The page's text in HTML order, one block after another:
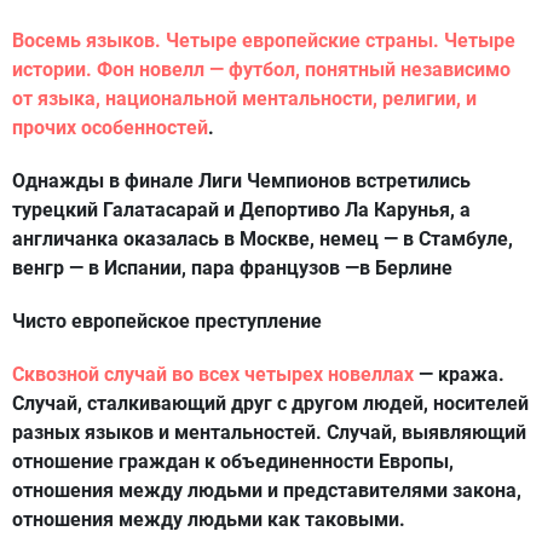
Восемь языков. Четыре европейские страны. Четыре
истории. Фон новелл — футбол, понятный независимо
от языка, национальной ментальности, религии, и
прочих особенностей.
Однажды в финале Лиги Чемпионов встретились
турецкий Галатасарай и Депортиво Ла Карунья, а
англичанка оказалась в Москве, немец — в Стамбуле,
венгр — в Испании, пара французов —в Берлине
Чисто европейское преступление
Сквозной случай во всех четырех новеллах — кража.
Случай, сталкивающий друг с другом людей, носителей
разных языков и ментальностей. Случай, выявляющий
отношение граждан к объединенности Европы,
отношения между людьми и представителями закона,
отношения между людьми как таковыми.